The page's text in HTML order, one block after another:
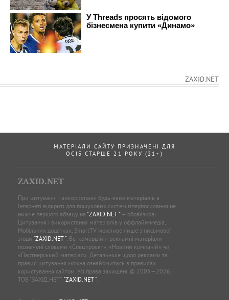
ZAXID.NET
МАТЕРІАЛИ САЙТУ ПРИЗНАЧЕНІ ДЛЯ
ОСІБ СТАРШЕ 21 РОКУ (21+)
ZAXID.NET
При цитуванні і використанні будь-яких матеріалів в
Інтернеті відкриті для пошукових систем гіперпосилання не
нижче першого абзацу на "ZAXID.NET "— обов’язкові.
Цитування і використання матеріалів у оффлайн-медіа,
Мобільних додатках, SmartTV можливе лише з письмової
згоди "ZAXID.NET ". Всі комерційні рекламні матеріали
позначені словами «Спецпроєкт», «Новини компаній» чи
«Партнерський матеріал». Детальніше щодо реклами та
правил цитування можна ознайомитись в правилах
користування сайтом. Усі права захищені. © 2005—2026,
ТОВ “ЗАХІД.НЕТ”, "ZAXID.NET ".